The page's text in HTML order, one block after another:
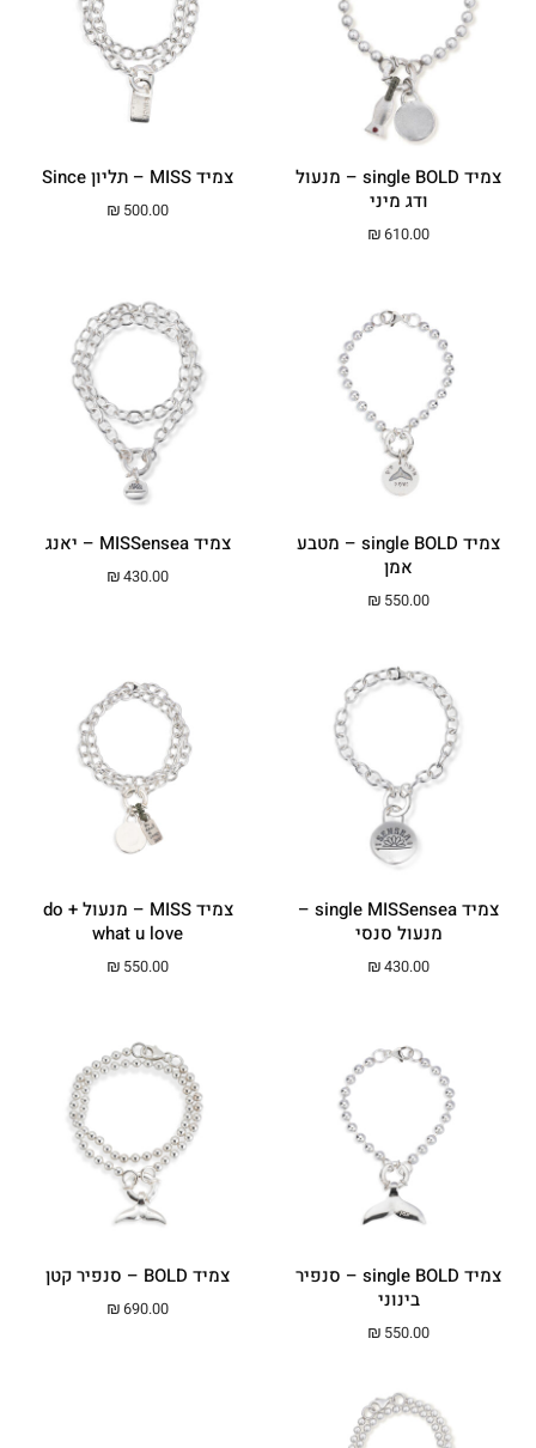
צמיד single BOLD – מנעול
ודג מיני
₪610.00
צמיד MISS – תליון Since
₪ 500.00
צמיד single BOLD – מטבע
אמן
₪ 550.00
צמיד MISSensea – יאנג
₪430.00
צמיד single MISSensea –
מנעול סנסי
₪430.00
צמיד MISS – מנעול + do
what u love
₪ 550.00
צמיד single BOLD – סנפיר
בינוני
₪ 550.00
צמיד BOLD – סנפיר קטן
₪690.00